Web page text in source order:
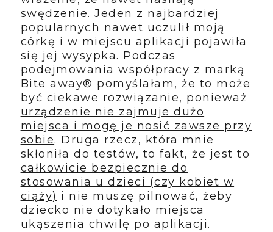
swędzenie. Jeden z najbardziej
popularnych nawet uczulił moją
córkę i w miejscu aplikacji pojawiła
się jej wysypka. Podczas
podejmowania współpracy z marką
Bite away® pomyślałam, że to może
być ciekawe rozwiązanie, ponieważ
urządzenie nie zajmuje dużo
miejsca i mogę je nosić zawsze przy
sobie. Druga rzecz, która mnie
skłoniła do testów, to fakt, że jest to
całkowicie bezpiecznie do
stosowania u dzieci (czy kobiet w
ciąży) i nie muszę pilnować, żeby
dziecko nie dotykało miejsca
ukąszenia chwilę po aplikacji.